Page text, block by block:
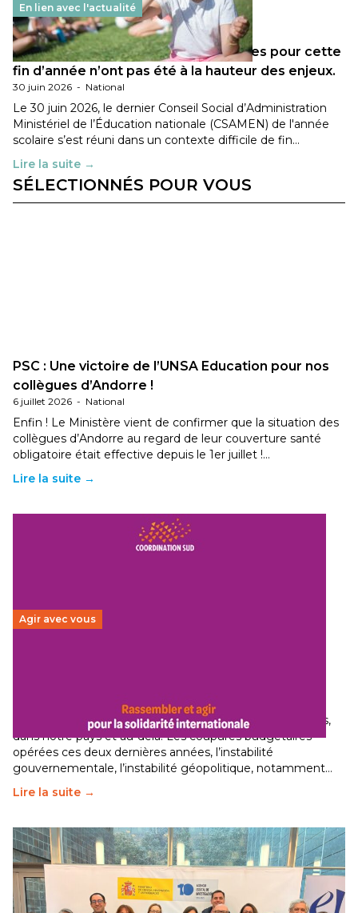
En lien avec l'actualité
Les décisions ministérielles attendues pour cette
fin d’année n’ont pas été à la hauteur des enjeux.
30 juin 2026 - National
Le 30 juin 2026, le dernier Conseil Social d’Administration
Ministériel de l’Éducation nationale (CSAMEN) de l'année
scolaire s’est réuni dans un contexte difficile de fin…
Lire la suite →
SÉLECTIONNÉS POUR VOUS
PSC : Une victoire de l’UNSA Education pour nos
collègues d’Andorre !
6 juillet 2026 - National
Enfin ! Le Ministère vient de confirmer que la situation des
collègues d’Andorre au regard de leur couverture santé
obligatoire était effective depuis le 1er juillet !…
Lire la suite →
Agir avec vous
Le secteur humanitaire connaît des difficultés profondes,
dans notre pays et au-delà. Les coupures budgétaires
opérées ces deux dernières années, l’instabilité
gouvernementale, l’instabilité géopolitique, notamment…
Lire la suite →